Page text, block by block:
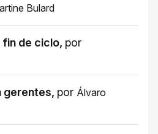
Bulard
fin de ciclo, por
gerentes, por Álvaro